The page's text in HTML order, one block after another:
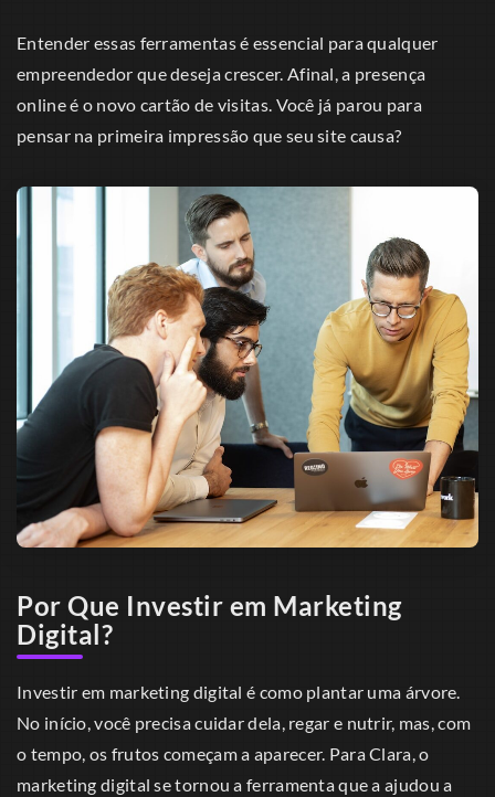
Entender essas ferramentas é essencial para qualquer
empreendedor que deseja crescer. Afinal, a presença
online é o novo cartão de visitas. Você já parou para
pensar na primeira impressão que seu site causa?
Por Que Investir em Marketing
Digital?
Investir em marketing digital é como plantar uma árvore.
No início, você precisa cuidar dela, regar e nutrir, mas, com
o tempo, os frutos começam a aparecer. Para Clara, o
marketing digital se tornou a ferramenta que a ajudou a